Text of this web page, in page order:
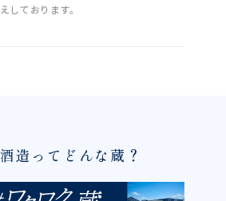
しております。
造ってどんな蔵？